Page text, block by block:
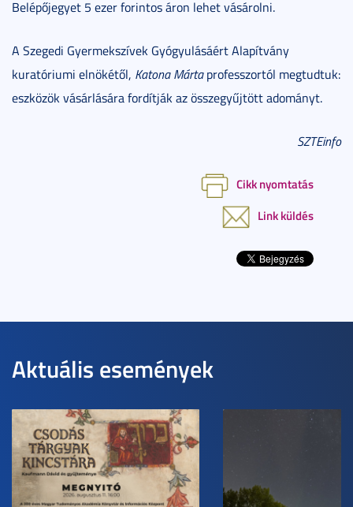
Belépőjegyet 5 ezer forintos áron lehet vásárolni.
A Szegedi Gyermekszívek Gyógyulásáért Alapítvány
kuratóriumi elnökétől, Katona Mártaprofesszortól megtudtuk:
eszközök vásárlására fordítják az összegyűjtött adományt.
SZTEinfo
Cikk nyomtatás
Link küldés
Aktuális események